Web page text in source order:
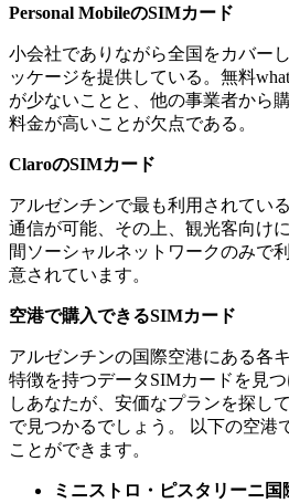
Personal MobileのSIMカード
小会社でありながら全国をカバー
ッケージを提供している。無料
が少ないことと、他の事業者から
料金が高いことが欠点である。
ClaroのSIMカード
アルゼンチンで最も利用されてい
通信が可能、その上、観光客向け
間ソーシャルネットワークのみで
意されています。
空港で購入できるSIMカード
アルゼンチンの国際空港にある各
特徴を持つデータSIMカードを見
しあなたが、安価なプランを探し
で見つかるでしょう。 以下の空港
ことができます。
ミニストロ・ピスタリーニ国